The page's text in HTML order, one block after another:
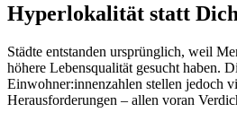
Hyperlokalität statt
Städte entstanden ursprünglich, weil
höhere Lebensqualität gesucht haben.
Einwohner:innenzahlen stellen jedoch
Herausforderungen – allen voran